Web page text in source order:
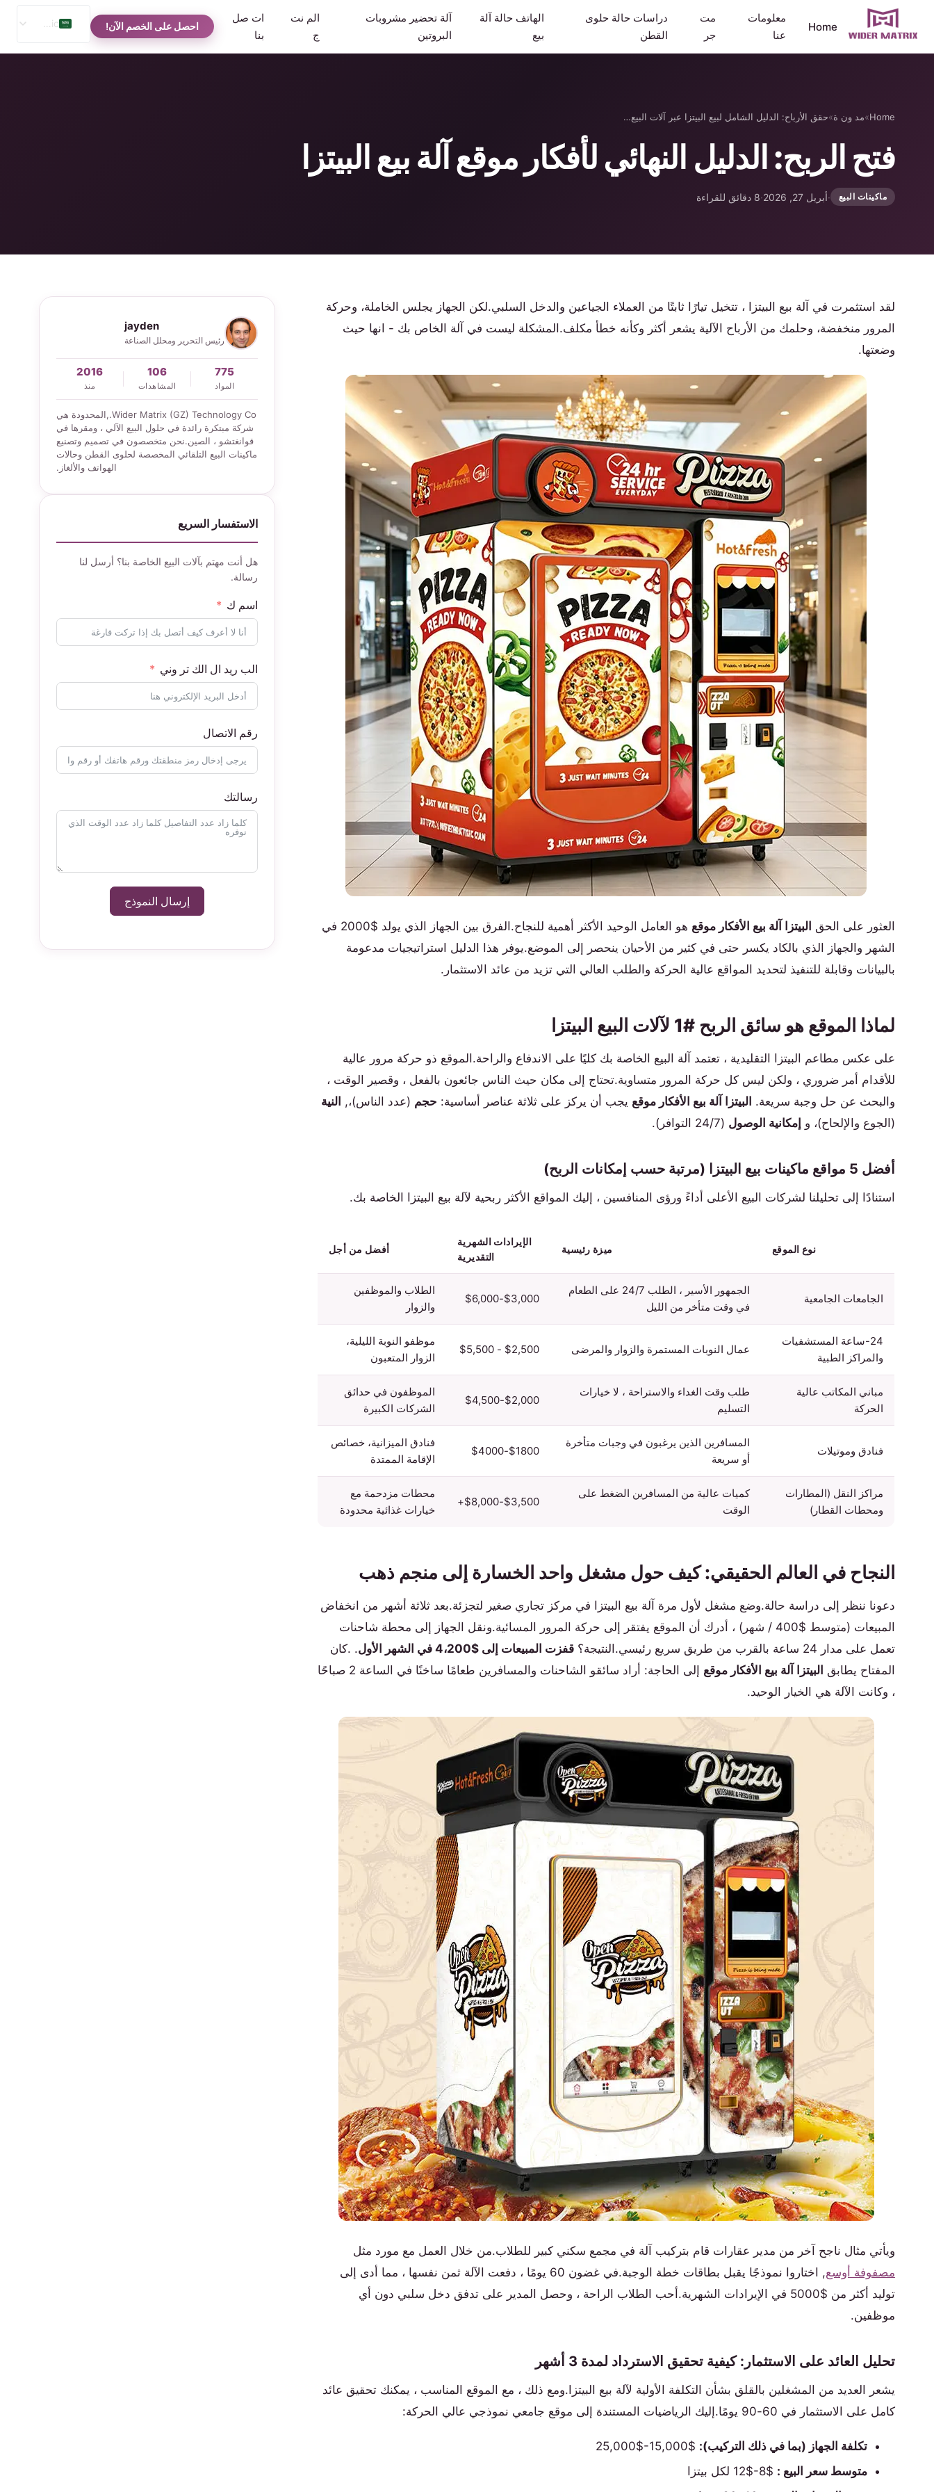
Home
معلومات
عنا
مت
جر
دراسات حالة حلوى
القطن
الهاتف حالة آلة
بيع
آلة تحضير مشروبات
البروتين
الم نت
ج
ات صل
بنا
احصل على الخصم الآن!
English
Home
»مد ون ة»حقق الأرباح: الدليل الشامل لبيع البيتزا عبر آلات البيع…
فتح الربح: الدليل النهائي لأفكار موقع آلة بيع البيتزا
ماكينات البيع ·أبريل 27, 2026 ·8 دقائق للقراءة
لقد استثمرت في آلة بيع البيتزا ، تتخيل تيارًا ثابتًا من العملاء الجياعين والدخل السلبي.لكن الجهاز يجلس الخاملة، وحركة
المرور منخفضة، وحلمك من الأرباح الآلية يشعر أكثر وكأنه خطأ مكلف.المشكلة ليست في آلة الخاص بك - انها حيث
وضعتها.
العثور على الحق البيتزا آلة بيع الأفكار موقع
هو العامل الوحيد الأكثر أهمية للنجاح.الفرق بين الجهاز الذي يولد $2000 في
الشهر والجهاز الذي بالكاد يكسر حتى في كثير من الأحيان ينحصر إلى الموضع.يوفر هذا الدليل استراتيجيات مدعومة
بالبيانات وقابلة للتنفيذ لتحديد المواقع عالية الحركة والطلب العالي التي تزيد من عائد الاستثمار.
لماذا الموقع هو سائق الربح #1 لآلات البيع البيتزا
على عكس مطاعم البيتزا التقليدية ، تعتمد آلة البيع الخاصة بك كليًا على الاندفاع والراحة.الموقع ذو حركة مرور عالية
للأقدام أمر ضروري ، ولكن ليس كل حركة المرور متساوية.تحتاج إلى مكان حيث الناس جائعون بالفعل ، وقصير الوقت ،
والبحث عن حل وجبة سريعة. البيتزا آلة بيع الأفكار موقع يجب أن يركز على ثلاثة عناصر أساسية: حجم (عدد الناس)،, النية
(الجوع والإلحاح)، و إمكانية الوصول (24/7 التوافر).
أفضل 5 مواقع ماكينات بيع البيتزا (مرتبة حسب إمكانات الربح)
استنادًا إلى تحليلنا لشركات البيع الأعلى أداءً ورؤى المنافسين ، إليك المواقع الأكثر ربحية لآلة بيع البيتزا الخاصة بك.
نوع الموقع ميزة رئيسية
الإيرادات الشهرية
التقديرية
أفضل من أجل
الجامعات الجامعية
الجمهور الأسير ، الطلب 24/7 على الطعام
في وقت متأخر من الليل
$3,000-$6,000
الطلاب والموظفين
والزوار
24-ساعة المستشفيات
والمراكز الطبية
عمال النوبات المستمرة والزوار والمرضى $2,500 - $5,500
موظفو النوبة الليلية،
الزوار المتعبون
مباني المكاتب عالية
الحركة
طلب وقت الغداء والاستراحة ، لا خيارات
التسليم
$2,000-$4,500
الموظفون في حدائق
الشركات الكبيرة
فنادق وموتيلات
المسافرين الذين يرغبون في وجبات متأخرة
أو سريعة
$1800-$4000
فنادق الميزانية، خصائص
الإقامة الممتدة
مراكز النقل (المطارات
ومحطات القطار)
كميات عالية من المسافرين الضغط على
الوقت
$3,500-$8,000+
محطات مزدحمة مع
خيارات غذائية محدودة
النجاح في العالم الحقيقي: كيف حول مشغل واحد الخسارة إلى منجم ذهب
دعونا ننظر إلى دراسة حالة.وضع مشغل لأول مرة آلة بيع البيتزا في مركز تجاري صغير لتجزئة.بعد ثلاثة أشهر من انخفاض
المبيعات (متوسط $400 / شهر) ، أدرك أن الموقع يفتقر إلى حركة المرور المسائية.ونقل الجهاز إلى محطة شاحنات
تعمل على مدار 24 ساعة بالقرب من طريق سريع رئيسي.النتيجة؟
قفزت المبيعات إلى $4،200 في الشهر الأول
. .كان
المفتاح يطابق البيتزا آلة بيع الأفكار موقع
إلى الحاجة: أراد سائقو الشاحنات والمسافرين طعامًا ساخنًا في الساعة 2 صباحًا
، وكانت الآلة هي الخيار الوحيد.
ويأتي مثال ناجح آخر من مدير عقارات قام بتركيب آلة في مجمع سكني كبير للطلاب.من خلال العمل مع مورد مثل
مصفوفة أوسع
, اختاروا نموذجًا يقبل بطاقات خطة الوجبة.في غضون 60 يومًا ، دفعت الآلة ثمن نفسها ، مما أدى إلى
توليد أكثر من $5000 في الإيرادات الشهرية.أحب الطلاب الراحة ، وحصل المدير على تدفق دخل سلبي دون أي
موظفين.
تحليل العائد على الاستثمار: كيفية تحقيق الاسترداد لمدة 3 أشهر
يشعر العديد من المشغلين بالقلق بشأن التكلفة الأولية لآلة بيع البيتزا.ومع ذلك ، مع الموقع المناسب ، يمكنك تحقيق عائد
كامل على الاستثمار في 60-90 يومًا.إليك الرياضيات المستندة إلى موقع جامعي نموذجي عالي الحركة:
تكلفة الجهاز (بما في ذلك التركيب): $15,000-$25,000
متوسط سعر البيع : $8-$12 لكل بيتزا
jayden
رئيس التحرير ومحلل الصناعة
775
المواد
106
المشاهدات
2016
منذ
Wider Matrix (GZ) Technology Co.,المحدودة هي
شركة مبتكرة رائدة في حلول البيع الآلي ، ومقرها في
قوانغتشو ، الصين.نحن متخصصون في تصميم وتصنيع
ماكينات البيع التلقائي المخصصة لحلوى القطن وحالات
الهواتف والألغاز.
الاستفسار السريع
هل أنت مهتم بآلات البيع الخاصة بنا؟ أرسل لنا
رسالة.
اسم ك
الب ريد ال الك تر وني
رقم الاتصال
رسالتك
إرسال النموذج